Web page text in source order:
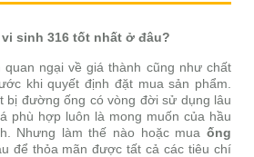
sinh 316 tốt nhất ở đâu?
ngại về giá thành cũng như chất
khi quyết định đặt mua sản phẩm.
bị đường ống có vòng đời sử dụng lâu
phù hợp luôn là mong muốn của hầu
Nhưng làm thế nào hoặc mua ống
để thỏa mãn được tất cả các tiêu chí